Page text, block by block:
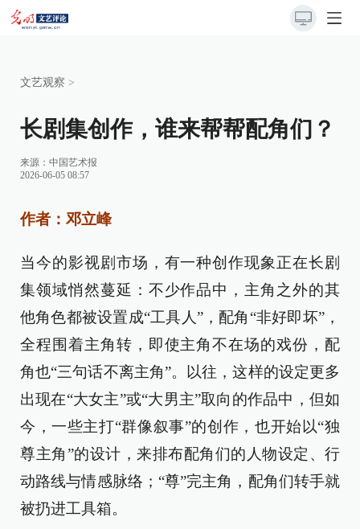
文艺观察 >
长剧集创作，谁来帮帮配角们？
来源： 中国艺术报
2026-06-05 08:57
作者：邓立峰
当今的影视剧市场，有一种创作现象正在长剧
集领域悄然蔓延：不少作品中，主角之外的其
他角色都被设置成“工具人”，配角“非好即坏”，
全程围着主角转，即使主角不在场的戏份，配
角也“三句话不离主角”。以往，这样的设定更多
出现在“大女主”或“大男主”取向的作品中，但如
今，一些主打“群像叙事”的创作，也开始以“独
尊主角”的设计，来排布配角们的人物设定、行
动路线与情感脉络；“尊”完主角，配角们转手就
被扔进工具箱。